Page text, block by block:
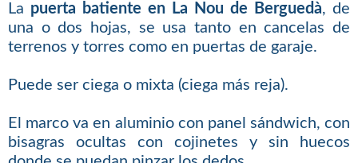
La puerta batiente en La Nou de Berguedà, de
una o dos hojas, se usa tanto en cancelas de
terrenos y torres como en puertas de garaje.
Puede ser ciega o mixta (ciega más reja).
El marco va en aluminio con panel sándwich, con
bisagras ocultas con cojinetes y sin huecos